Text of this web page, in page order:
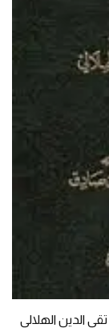
الدين الهلالي